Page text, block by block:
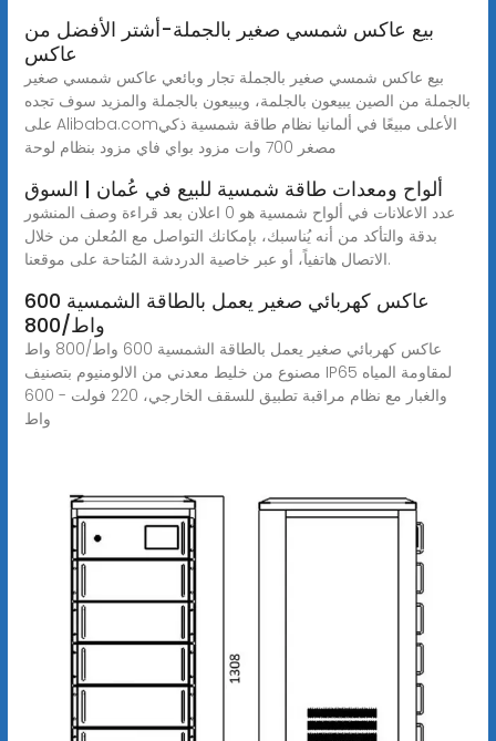
بيع عاكس شمسي صغير بالجملة-أشتر الأفضل من
عاكس
بيع عاكس شمسي صغير بالجملة تجار وبائعي عاكس شمسي صغير
بالجملة من الصين يبيعون بالجلمة، ويبيعون بالجملة والمزيد سوف تجده
على Alibaba.comالأعلى مبيعًا في ألمانيا نظام طاقة شمسية ذكي
مصغر 700 وات مزود بواي فاي مزود بنظام لوحة
ألواح ومعدات طاقة شمسية للبيع في عُمان | السوق
عدد الاعلانات في ألواح شمسية هو 0 اعلان بعد قراءة وصف المنشور
بدقة والتأكد من أنه يُناسبك، بإمكانك التواصل مع المُعلن من خلال
الاتصال هاتفياً، أو عبر خاصية الدردشة المُتاحة على موقعنا.
عاكس كهربائي صغير يعمل بالطاقة الشمسية 600
واط/800
عاكس كهربائي صغير يعمل بالطاقة الشمسية 600 واط/800 واط
مصنوع من خليط معدني من الالومنيوم بتصنيف IP65 لمقاومة المياه
والغبار مع نظام مراقبة تطبيق للسقف الخارجي، 220 فولت - 600
واط